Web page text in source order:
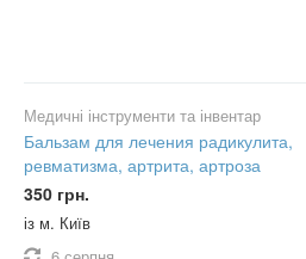
Медичні інструменти та інвентар
Бальзам для лечения радикулита,
ревматизма, артрита, артроза
350 грн.
із м. Київ